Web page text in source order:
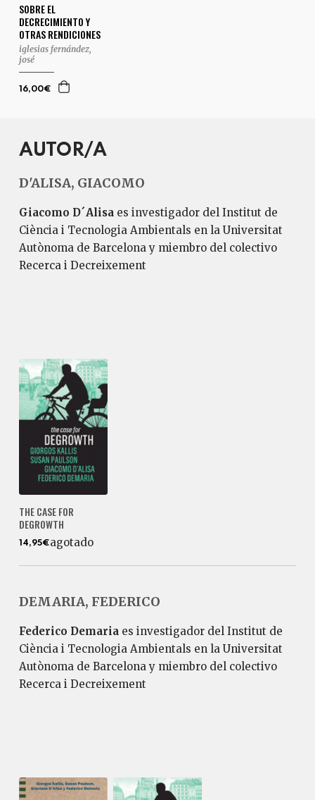
SOBRE EL
DECRECIMIENTO Y
OTRAS RENDICIONES
iglesias fernández,
josé
16,00€
AUTOR/A
D'ALISA, GIACOMO
Giacomo D´Alisaes investigador del Institut de
Ciència i Tecnologia Ambientals en la Universitat
Autònoma de Barcelona y miembro del colectivo
Recerca i Decreixement
THE CASE FOR
DEGROWTH
14,95€agotado
DEMARIA, FEDERICO
Federico Demariaes investigador del Institut de
Ciència i Tecnologia Ambientals en la Universitat
Autònoma de Barcelona y miembro del colectivo
Recerca i Decreixement